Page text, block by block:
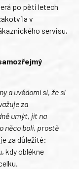
po pěti letech
v
servisu,
a uvědomí si, že si
za
umýt, jít na
něco bolí, prostě
za důležité:
kdy oblékne